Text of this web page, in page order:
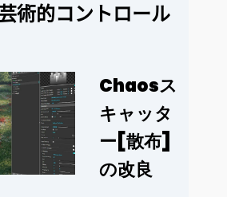
術的コントロール
Chaosス
キャッタ
ー[散布]
の改良